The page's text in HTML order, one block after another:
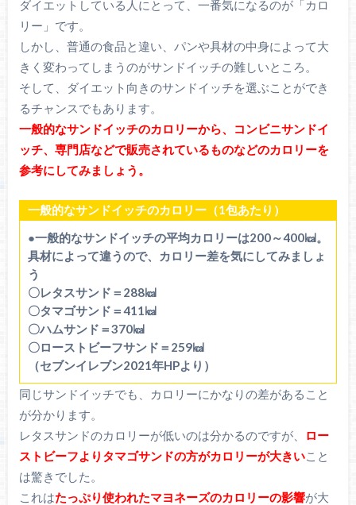
ダイエットしている人にとって、一番気になるのが「カロ
リー」です。
しかし、普通の食品と違い、パンや具材の中身によって大
きく変わってしまうのがサンドイッチの難しいところ。
そして、ダイエット向きのサンドイッチを選ぶことができ
るチャンスでもあります。
一般的なサンドイッチのカロリーから、コンビニサンドイ
ッチ、専門店などで販売されているものなどのカロリーを
参考にしてみましょう。
一般的なサンドイッチのカロリー（1包あたり）
●一般的なサンドイッチの平均カロリーは200～400㎉。
具材によって違うので、カロリー差を気にしてみましょ
う
〇レタスサンド＝288㎉
〇タマゴサンド＝411㎉
〇ハムサンド＝370㎉
〇ローストビーフサンド＝259㎉
（セブンイレブン2021年HPより）
同じサンドイッチでも、カロリーにかなりの差があること
が分かります。
レタスサンドのカロリーが低いのは分かるのですが、
ロー
ストビーフよりタマゴサンドの方がカロリーが大きいこと
は驚きでした。
これはたっぷり使われたマヨネーズのカロリーの影響が大